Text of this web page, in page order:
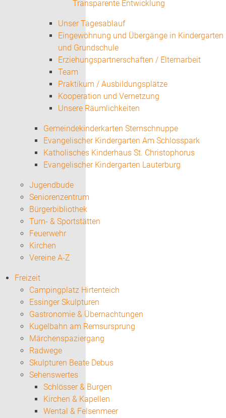
Transparente Entwicklung
Unser Tagesablauf
Eingewöhnung und Übergänge in Kindergarten
und Grundschule
Erziehungspartnerschaften / Elternarbeit
Team
Praktikum / Ausbildungsplätze
Kooperation und Vernetzung
Unsere Räumlichkeiten
Gemeindekinderkarten Sternschnuppe
Evangelischer Kindergarten Am Schlosspark
Katholisches Kinderhaus St. Christophorus
Evangelischer Kindergarten Lauterburg
Jugendbude
Seniorenzentrum
Bürgerbibliothek
Turn- & Sportstätten
Feuerwehr
Kirchen
Vereine A-Z
Freizeit
Campingplatz Hirtenteich
Essinger Skulpturen
Gastronomie & Übernachtungen
Kugelbahn am Remsursprung
Märchenspaziergang
Radwege
Skulpturen Beate Debus
Sehenswertes
Schlösser & Burgen
Kirchen & Kapellen
Wental & Felsenmeer